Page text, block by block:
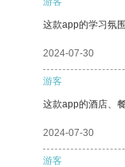
这款app的学习氛
2024-07-30
游客
这款app的酒店、
2024-07-30
游客